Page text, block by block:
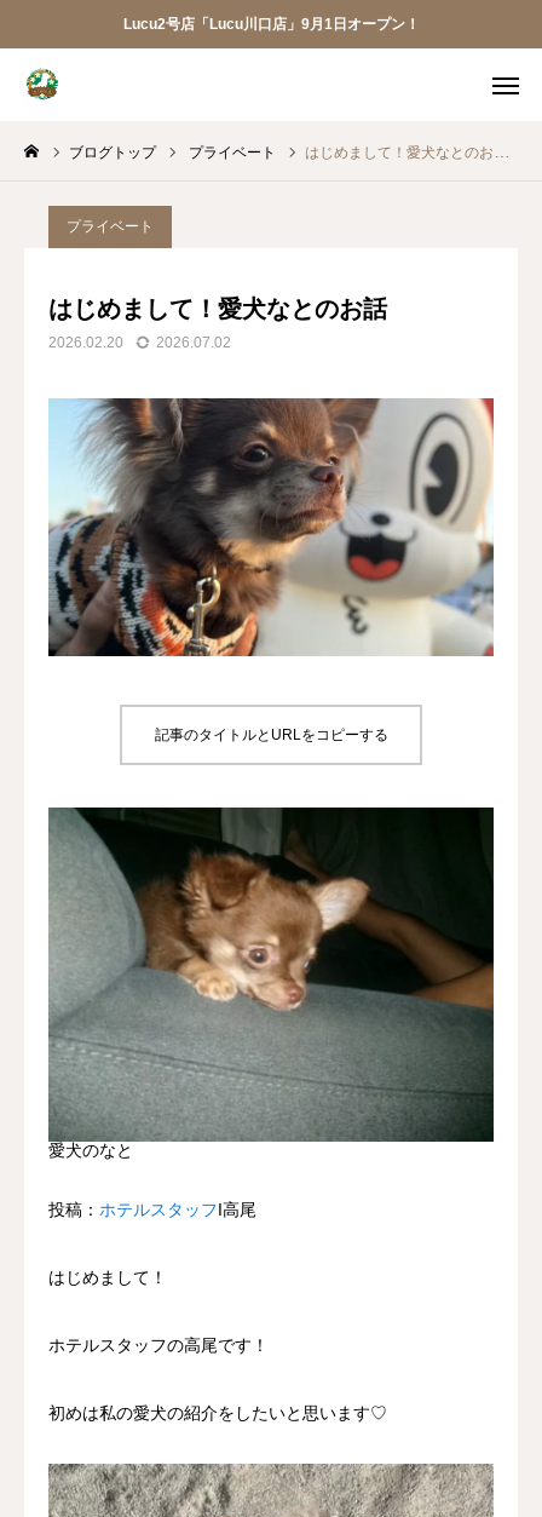
Lucu2号店「Lucu川口店」9月1日オープン！
ブログトップ プライベート はじめまして！愛犬なとのお話
プライベート
はじめまして！愛犬なとのお話
2026.02.20 2026.07.02
記事のタイトルとURLをコピーする
愛犬のなと
投稿： ホテルスタッフΙ高尾
はじめまして！
ホテルスタッフの高尾です！
初めは私の愛犬の紹介をしたいと思います♡
ご予約 アクセス
お電話
Lucu川口店
トリミング
ペットホテル
犬の幼稚園
犬の送迎
ドッグカフェ
室内ドッグラン
NEWS
会社概要